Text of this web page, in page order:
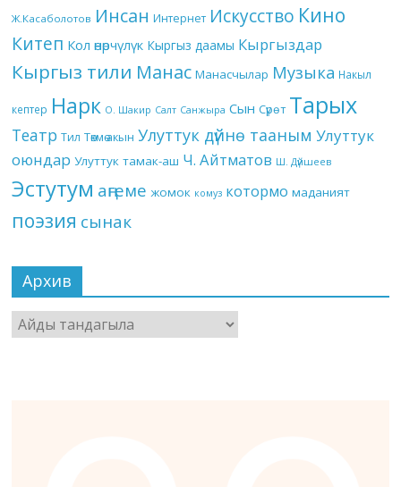
Ж.Касаболотов Инсан Интернет Искусство Кино
Китеп Кол өнөрчүлүк Кыргыз даамы Кыргыздар
Кыргыз тили Манас Манасчылар Музыка Накыл
кептер Нарк О. Шакир Салт Санжыра Сын Сүрөт Тарых
Театр Тил Төкмө акын Улуттук дүйнө тааным Улуттук
оюндар Улуттук тамак-аш Ч. Айтматов Ш. Дүйшеев
Эстутум аңгеме жомок комуз котормо маданият
поэзия сынак
Архив
Архив